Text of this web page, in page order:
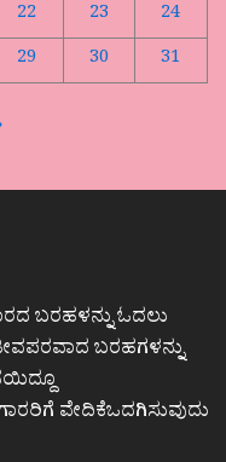
22 23
24
29 30 31
ಬರಹಳನ್ನು ಓದಲು
ಬರಹಗಳನ್ನು
ವೇದಿಕೆಒದಗಿಸುವುದು